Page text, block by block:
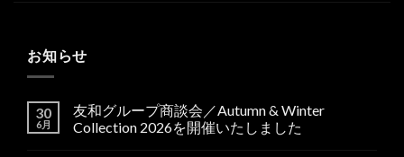
お知らせ
30
6月
友和グループ商談会／Autumn & Winter
Collection 2026を開催いたしました